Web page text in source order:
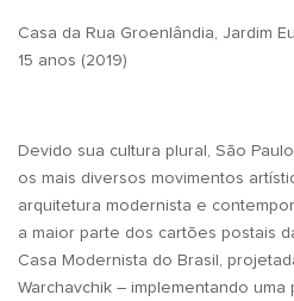
Casa da Rua Groenlândia, Jardim
15 anos (2019)
Devido sua cultura plural, São
os mais diversos movimentos
arquitetura modernista e
a maior parte dos cartões postais
Casa Modernista do Brasil,
Warchavchik – implementando uma